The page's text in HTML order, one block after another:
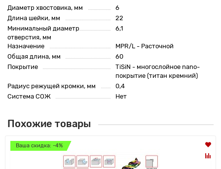
Диаметр хвостовика, мм
6
Длина шейки, мм
22
Минимальный диаметр
отверстия, мм
6,1
Назначение
MPR/L - Расточной
Общая длина, мм
60
Покрытие
TiSiN - многослойное nano-
покрытие (титан кремний)
Радиус режущей кромки, мм
0,4
Система СОЖ
Нет
Похожие товары
Ваша скидка: -4%